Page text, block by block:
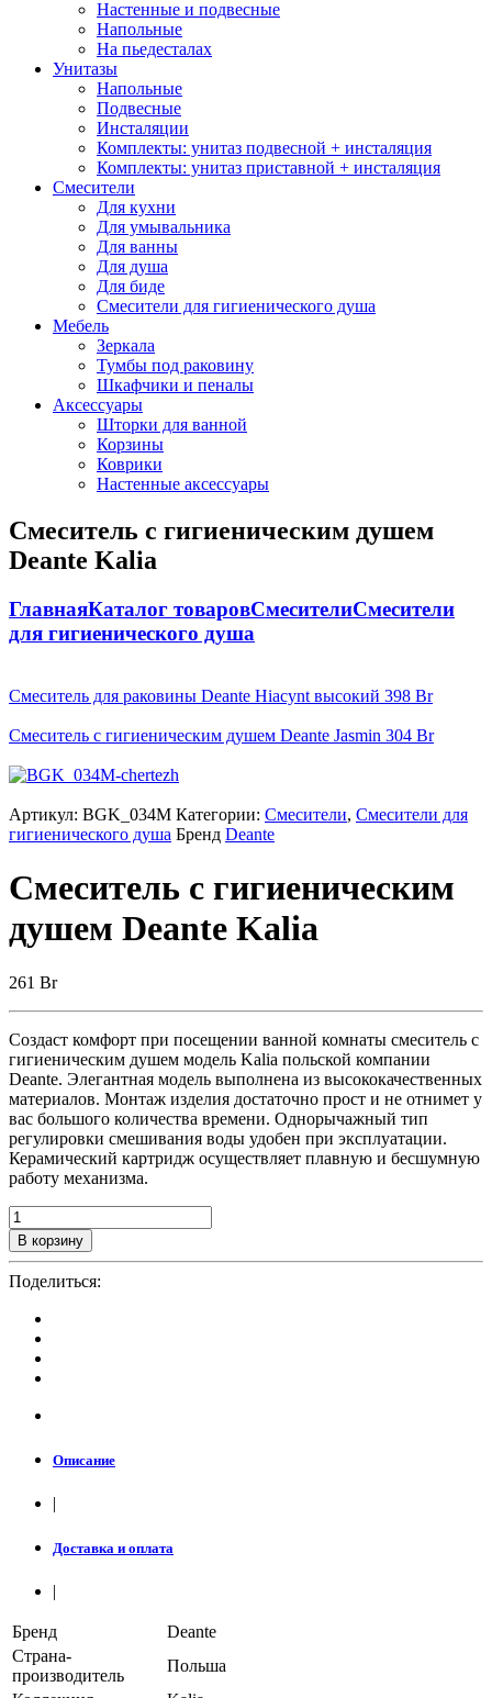
Настенные и подвесные
Напольные
На пьедесталах
Унитазы
Напольные
Подвесные
Инсталяции
Комплекты: унитаз подвесной + инсталяция
Комплекты: унитаз приставной + инсталяция
Смесители
Для кухни
Для умывальника
Для ванны
Для душа
Для биде
Смесители для гигиенического душа
Мебель
Зеркала
Тумбы под раковину
Шкафчики и пеналы
Аксессуары
Шторки для ванной
Корзины
Коврики
Настенные аксессуары
Смеситель с гигиеническим душем
Deante Kalia
ГлавнаяКаталог товаровСмесителиСмесители
для гигиенического душа
Смеситель для раковины Deante Hiacynt высокий 398 Br
Смеситель с гигиеническим душем Deante Jasmin 304 Br
Артикул: BGK_034M Категории: Смесители, Смесители для
гигиенического душа Бренд Deante
Смеситель с гигиеническим
душем Deante Kalia
261 Br
Создаст комфорт при посещении ванной комнаты смеситель с
гигиеническим душем модель Kalia польской компании
Deante. Элегантная модель выполнена из высококачественных
материалов. Монтаж изделия достаточно прост и не отнимет у
вас большого количества времени. Однорычажный тип
регулировки смешивания воды удобен при эксплуатации.
Керамический картридж осуществляет плавную и бесшумную
работу механизма.
В корзину
Поделиться:
Описание
|
Доставка и оплата
|
Бренд
Deante
Страна-
производитель
Польша